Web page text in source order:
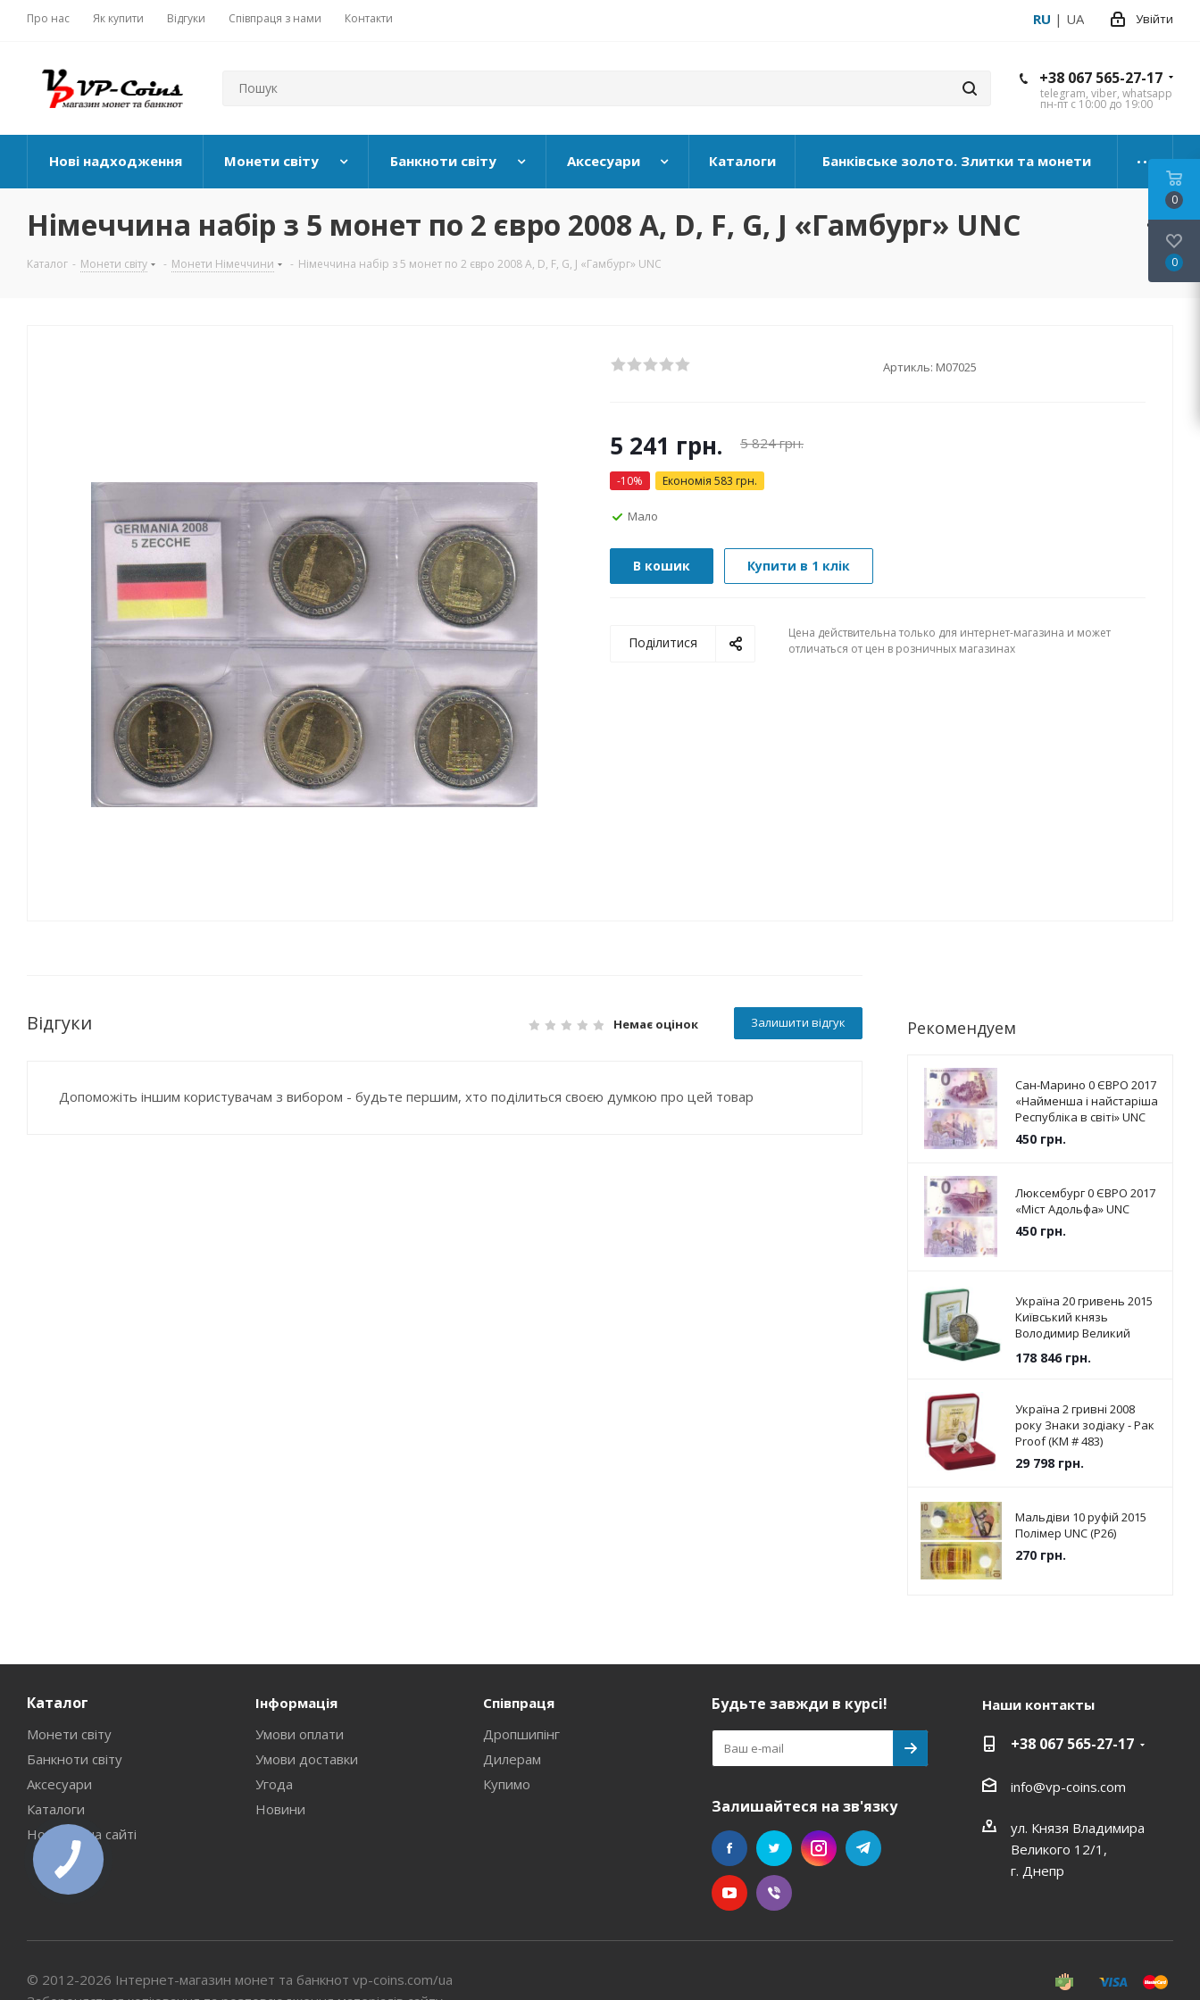
Про нас Як купити Відгуки Співпраця з нами Контакти Увійти
RU | UA
+38 067 565-27-17
telegram, viber, whatsapp
пн-пт с 10:00 до 19:00
Нові надходження Монети світу Банкноти світу Аксесуари Каталоги Банківське золото. Злитки та монети
Німеччина набір з 5 монет по 2 євро 2008 A, D, F, G, J «Гамбург» UNC
Каталог - Монети світу - Монети Німеччини - Німеччина набір з 5 монет по 2 євро 2008 A, D, F, G, J «Гамбург» UNC
Артикль: М07025
5 241 грн. 5 824грн.
-10% Економія 583 грн.
Мало
В кошик Купити в 1 клік
Поділитися
Цена действительна только для интернет-магазина и может
отличаться от цен в розничных магазинах
Відгуки Немає оцінок Залишити відгук
Допоможіть іншим користувачам з вибором - будьте першим, хто поділиться своєю думкою про цей товар
Рекомендуем
Сан-Марино 0 ЄВРО 2017
«Найменша і найстаріша
Республіка в світі» UNC
450грн.
Люксембург 0 ЄВРО 2017
«Міст Адольфа» UNC
450грн.
Україна 20 гривень 2015
Київський князь
Володимир Великий
178 846грн.
Україна 2 гривні 2008
року Знаки зодіаку - Рак
Proof (KM # 483)
29 798грн.
Мальдіви 10 руфій 2015
Полімер UNC (P26)
270грн.
Каталог
Монети світу
Банкноти світу
Аксесуари
Каталоги
Новинки на сайті
Інформація
Умови оплати
Умови доставки
Угода
Новини
Співпраця
Дропшипінг
Дилерам
Купимо
Будьте завжди в курсі!
Залишайтеся на зв'язку
Наши контакты
+38 067 565-27-17
info@vp-coins.com
ул. Князя Владимира
Великого 12/1,
г. Днепр
© 2012-2026 Інтернет-магазин монет та банкнот vp-coins.com/ua
0
0